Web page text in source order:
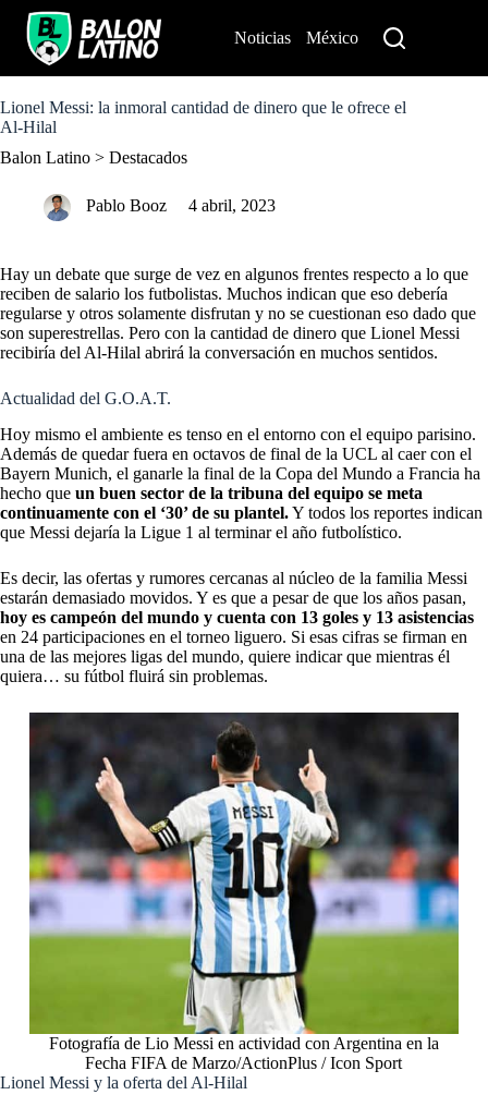
o
c
n
Noticias México
Lionel Messi: la inmoral cantidad de dinero que le ofrece el
Al-Hilal
Balon Latino > Destacados
Pablo Booz 4 abril, 2023
Hay un debate que surge de vez en algunos frentes respecto a lo que
reciben de salario los futbolistas. Muchos indican que eso debería
regularse y otros solamente disfrutan y no se cuestionan eso dado que
son superestrellas. Pero con la cantidad de dinero que Lionel Messi
recibiría del Al-Hilal abrirá la conversación en muchos sentidos.
Actualidad del G.O.A.T.
Hoy mismo el ambiente es tenso en el entorno con el equipo parisino.
Además de quedar fuera en octavos de final de la UCL al caer con el
Bayern Munich, el ganarle la final de la Copa del Mundo a Francia ha
hecho que un buen sector de la tribuna del equipo se meta
continuamente con el ‘30’ de su plantel.Y todos los reportes indican
que Messi dejaría la Ligue 1 al terminar el año futbolístico.
Es decir, las ofertas y rumores cercanas al núcleo de la familia Messi
estarán demasiado movidos. Y es que a pesar de que los años pasan,
hoy es campeón del mundo y cuenta con 13 goles y 13 asistencias
en 24 participaciones en el torneo liguero. Si esas cifras se firman en
una de las mejores ligas del mundo, quiere indicar que mientras él
quiera… su fútbol fluirá sin problemas.
Fotografía de Lio Messi en actividad con Argentina en la
Fecha FIFA de Marzo/ActionPlus / Icon Sport
Lionel Messi y la oferta del Al-Hilal